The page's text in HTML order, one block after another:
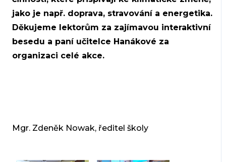
jako je např. doprava, stravování a energetika.
Děkujeme lektorům za zajímavou interaktivní
besedu a paní učitelce Hanákové za
organizaci celé akce.
Mgr. Zdeněk Nowak, ředitel školy